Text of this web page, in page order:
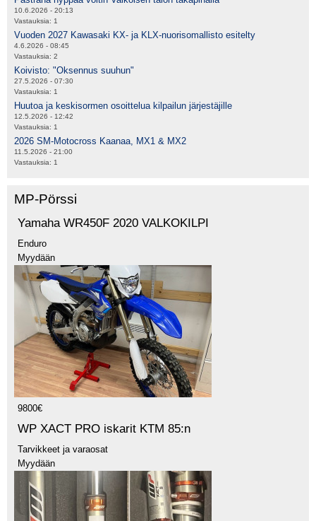
10.6.2026 - 20:13
Vastauksia: 1
Vuoden 2027 Kawasaki KX- ja KLX-nuorisomallisto esitelty
4.6.2026 - 08:45
Vastauksia: 2
Koivisto: "Oksennus suuhun"
27.5.2026 - 07:30
Vastauksia: 1
Huutoa ja keskisormen osoittelua kilpailun järjestäjille
12.5.2026 - 12:42
Vastauksia: 1
2026 SM-Motocross Kaanaa, MX1 & MX2
11.5.2026 - 21:00
Vastauksia: 1
MP-Pörssi
Yamaha WR450F 2020 VALKOKILPI
Enduro
Myydään
9800€
WP XACT PRO iskarit KTM 85:n
Tarvikkeet ja varaosat
Myydään